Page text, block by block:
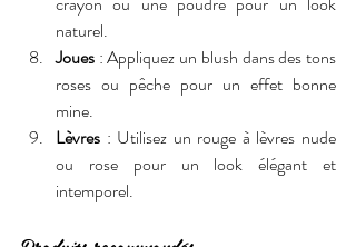
naturel.
Joues : Appliquez un blush dans des tons
roses ou pêche pour un effet bonne
mine.
Lèvres : Utilisez un rouge à lèvres nude
ou rose pour un look élégant et
intemporel.